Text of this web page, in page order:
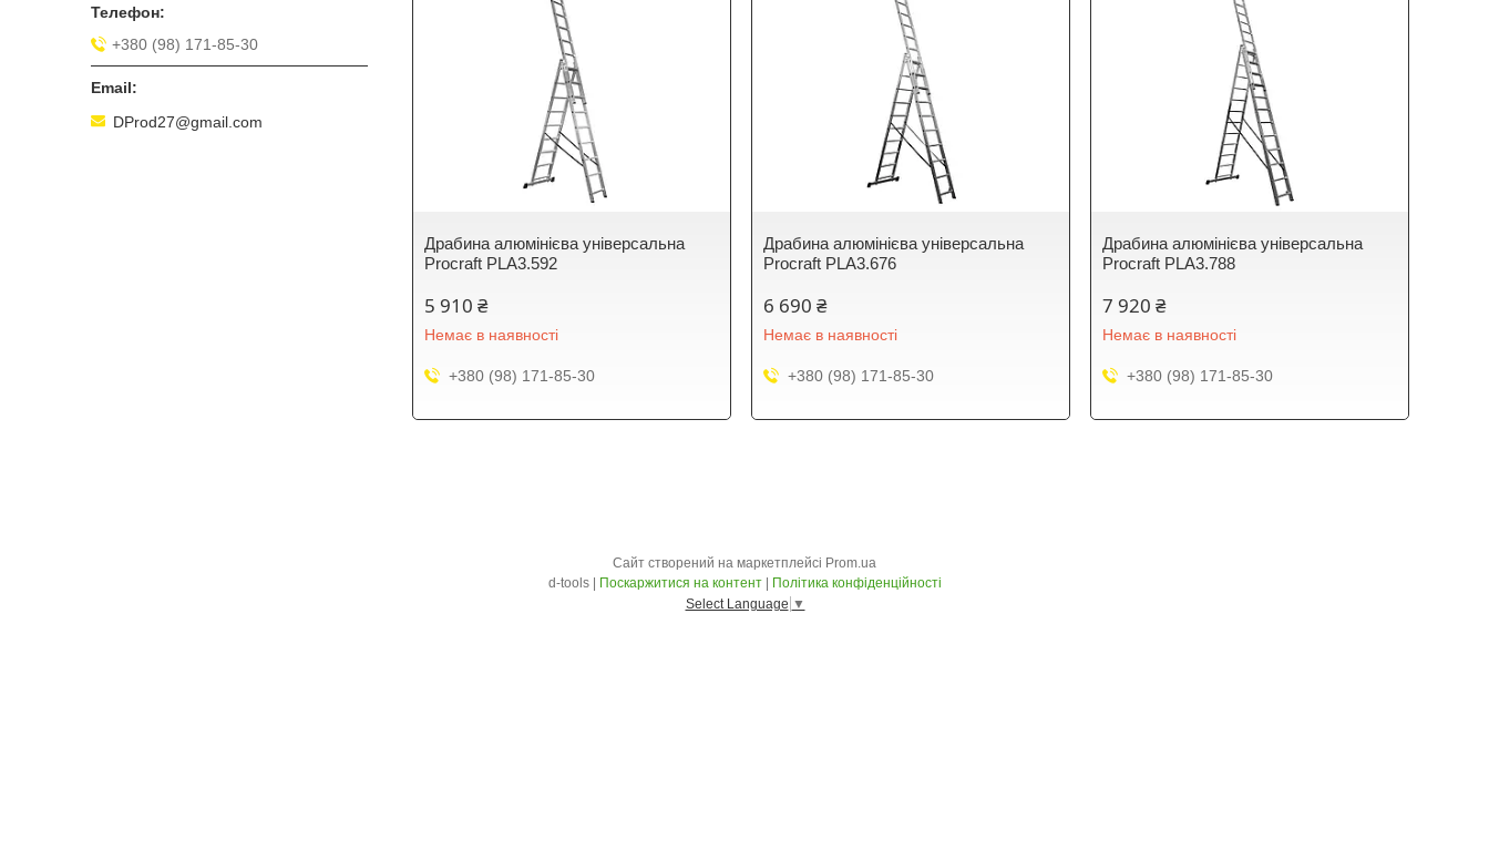
Драбина алюмінієва універсальна
Procraft PLA3.592
5 910 ₴
Немає в наявності
+380 (98) 171-85-30
Драбина алюмінієва універсальна
Procraft PLA3.676
6 690 ₴
Немає в наявності
+380 (98) 171-85-30
Драбина алюмінієва універсальна
Procraft PLA3.788
7 920 ₴
Немає в наявності
+380 (98) 171-85-30
+380 (98) 171-85-30
DProd27@gmail.com
Сайт створений на маркетплейсі Prom.ua
Поскаржитися на контент
Політика конфіденційності
Select Language ▼